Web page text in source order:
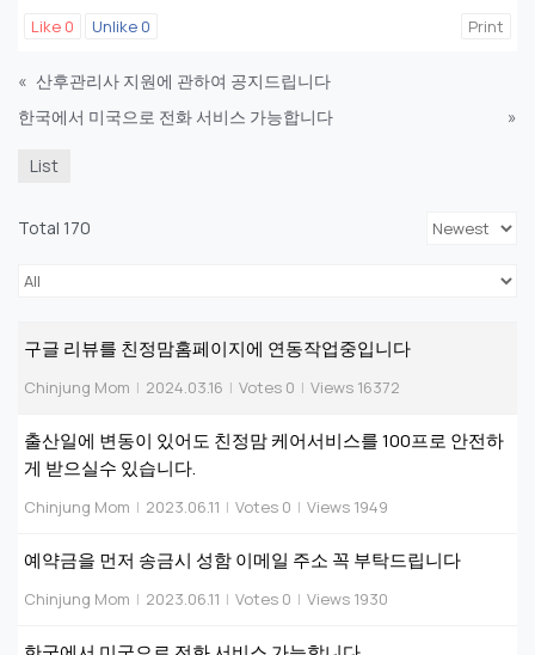
Like 0 Unlike 0 Print
« 산후관리사 지원에 관하여 공지드립니다
한국에서 미국으로 전화 서비스 가능합니다
»
List
Total 170
구글 리뷰를 친정맘홈페이지에 연동작업중입니다
Chinjung Mom | 2024.03.16 | Votes 0 | Views 16372
출산일에 변동이 있어도 친정맘 케어서비스를 100프로 안전하
게 받으실수 있습니다.
Chinjung Mom | 2023.06.11 | Votes 0 | Views 1949
예약금을 먼저 송금시 성함 이메일 주소 꼭 부탁드립니다
Chinjung Mom | 2023.06.11 | Votes 0 | Views 1930